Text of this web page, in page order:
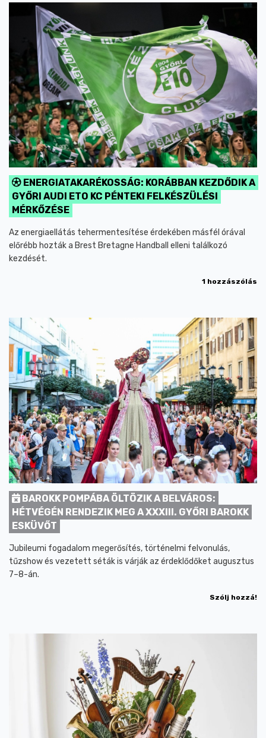
ENERGIATAKARÉKOSSÁG: KORÁBBAN KEZDŐDIK A
GYŐRI AUDI ETO KC PÉNTEKI FELKÉSZÜLÉSI
MÉRKŐZÉSE
Az energiaellátás tehermentesítése érdekében másfél órával
előrébb hozták a Brest Bretagne Handball elleni találkozó
kezdését.
1 hozzászólás
BAROKK POMPÁBA ÖLTÖZIK A BELVÁROS:
HÉTVÉGÉN RENDEZIK MEG A XXXIII. GYŐRI BAROKK
ESKÜVŐT
Jubileumi fogadalom megerősítés, történelmi felvonulás,
tűzshow és vezetett séták is várják az érdeklődőket augusztus
7–8-án.
Szólj hozzá!